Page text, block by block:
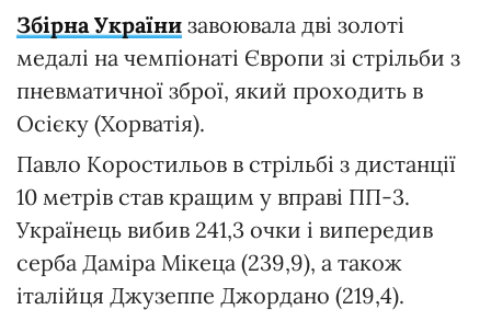
Збірна України завоювала дві золоті
медалі на чемпіонаті Європи зі стрільби з
пневматичної зброї, який проходить в
Осієку (Хорватія).
Павло Коростильов в стрільбі з дистанції
10 метрів став кращим у вправі ПП-3.
Українець вибив 241,3 очки і випередив
серба Даміра Мікеца (239,9), а також
італійця Джузеппе Джордано (219,4).